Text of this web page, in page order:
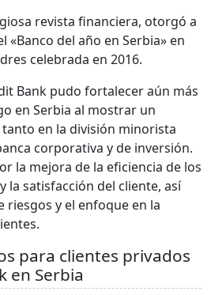
revista financiera, otorgó a
«Banco del año en Serbia» en
celebrada en 2016.
Bank pudo fortalecer aún más
en Serbia al mostrar un
en la división minorista
corporativa y de inversión.
la mejora de la eficiencia de los
la satisfacción del cliente, así
riesgos y el enfoque en la
para clientes privados
en Serbia